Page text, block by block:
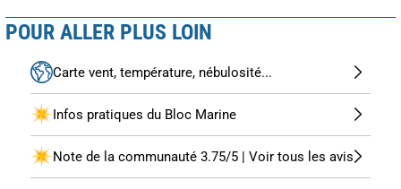
POUR ALLER PLUS LOIN
Carte vent, température, nébulosité...
Infos pratiques du Bloc Marine
Note de la communauté 3.75/5 | Voir tous les avis